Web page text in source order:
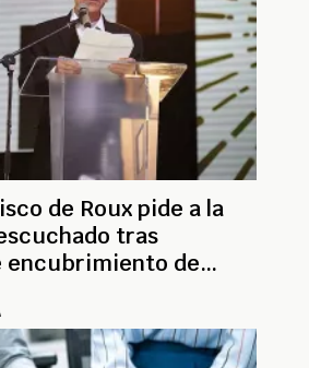
de Roux pide a la
tras
encubrimiento de